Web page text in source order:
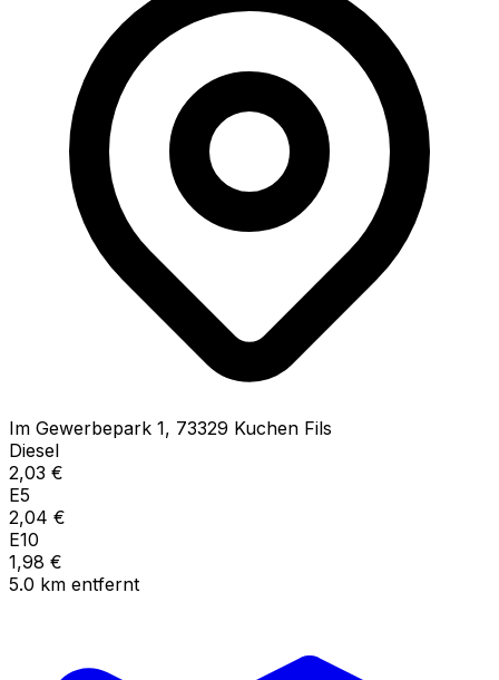
Im Gewerbepark 1, 73329 Kuchen Fils
Diesel
2,03 €
E5
2,04 €
E10
1,98 €
5.0 km entfernt